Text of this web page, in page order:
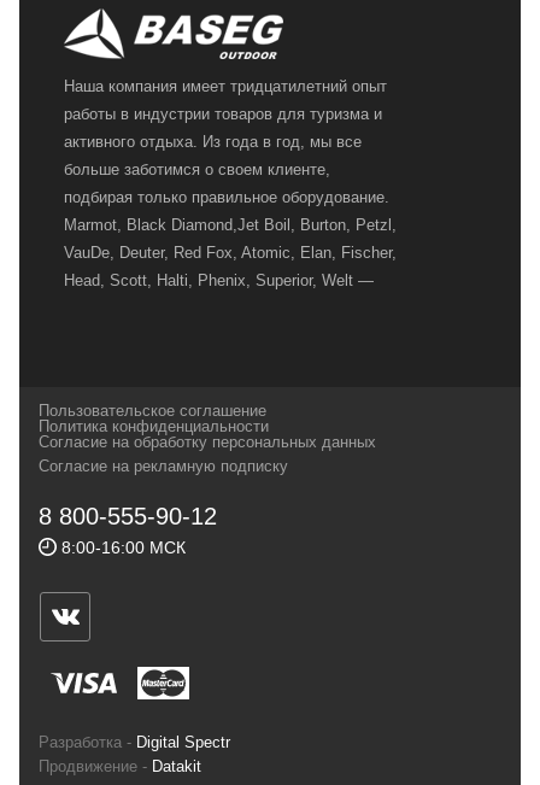
Наша компания имеет тридцатилетний опыт
работы в индустрии товаров для туризма и
активного отдыха. Из года в год, мы все
больше заботимся о своем клиенте,
подбирая только правильное оборудование.
Marmot, Black Diamond,Jet Boil, Burton, Petzl,
VauDe, Deuter, Red Fox, Atomic, Elan, Fischer,
Head, Scott, Halti, Phenix, Superior, Welt —
и взыскательных путешественников,
спортсменов и отдыхающих.
Геннадьевич
ИНН 590300057023 ОГРН 304590319000121
ул.Советская, 25, магазин Басег.
Тел./факс (342) 2101242
Пользовательское соглашение
Политика конфиденциальности
Согласие на обработку персональных данных
Согласие на рекламную подписку
8 800-555-90-12
8:00-16:00 МСК
Разработка - Digital Spectr
Продвижение - Datakit